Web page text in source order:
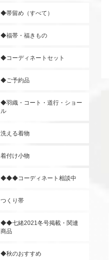
◆帯留め（すべて）
◆福帯・福きもの
◆コーディネートセット
◆ご予約品
◆羽織・コート・道行・ショー
ル
洗える着物
着付け小物
◆◆◆コーディネート相談中
つくり帯
◆◆七緒2021冬号掲載・関連
商品
◆秋のおすすめ